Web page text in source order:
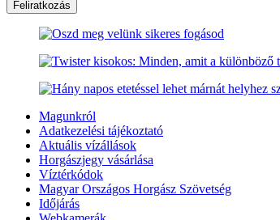
Magunkról
Adatkezelési tájékoztató
Aktuális vízállások
Horgászjegy vásárlása
Víztérkódok
Magyar Országos Horgász Szövetség
Időjárás